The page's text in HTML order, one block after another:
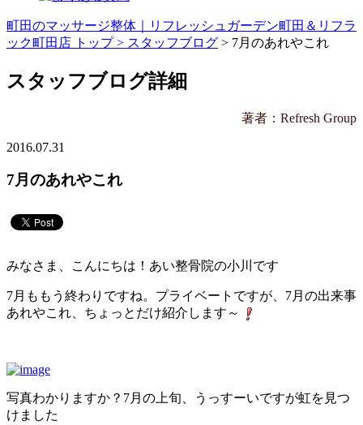
町田のマッサージ整体｜リフレッシュガーデン町田＆リフラ
ック町田店 トップ > スタッフブログ > 7月のあれやこれ
スタッフブログ詳細
著者：Refresh Group
2016.07.31
7月のあれやこれ
みなさま、こんにちは！あい整骨院の小川です
7月ももう終わりですね。プライベートですが、7月の出来事
あれやこれ、ちょっとだけ紹介します～
写真わかりますか？7月の上旬、うっすーいですが虹を見つ
けました